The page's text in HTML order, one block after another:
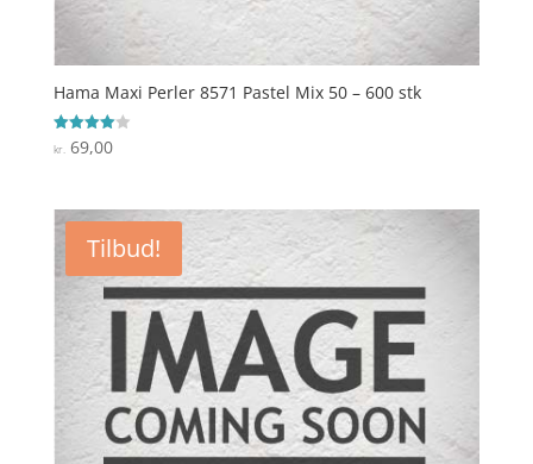
Hama Maxi Perler 8571 Pastel Mix 50 – 600 stk
Vurderet
4
kr. 69,00
Tilbud!